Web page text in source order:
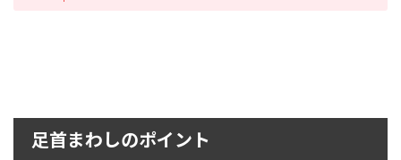
足首まわしのポイント